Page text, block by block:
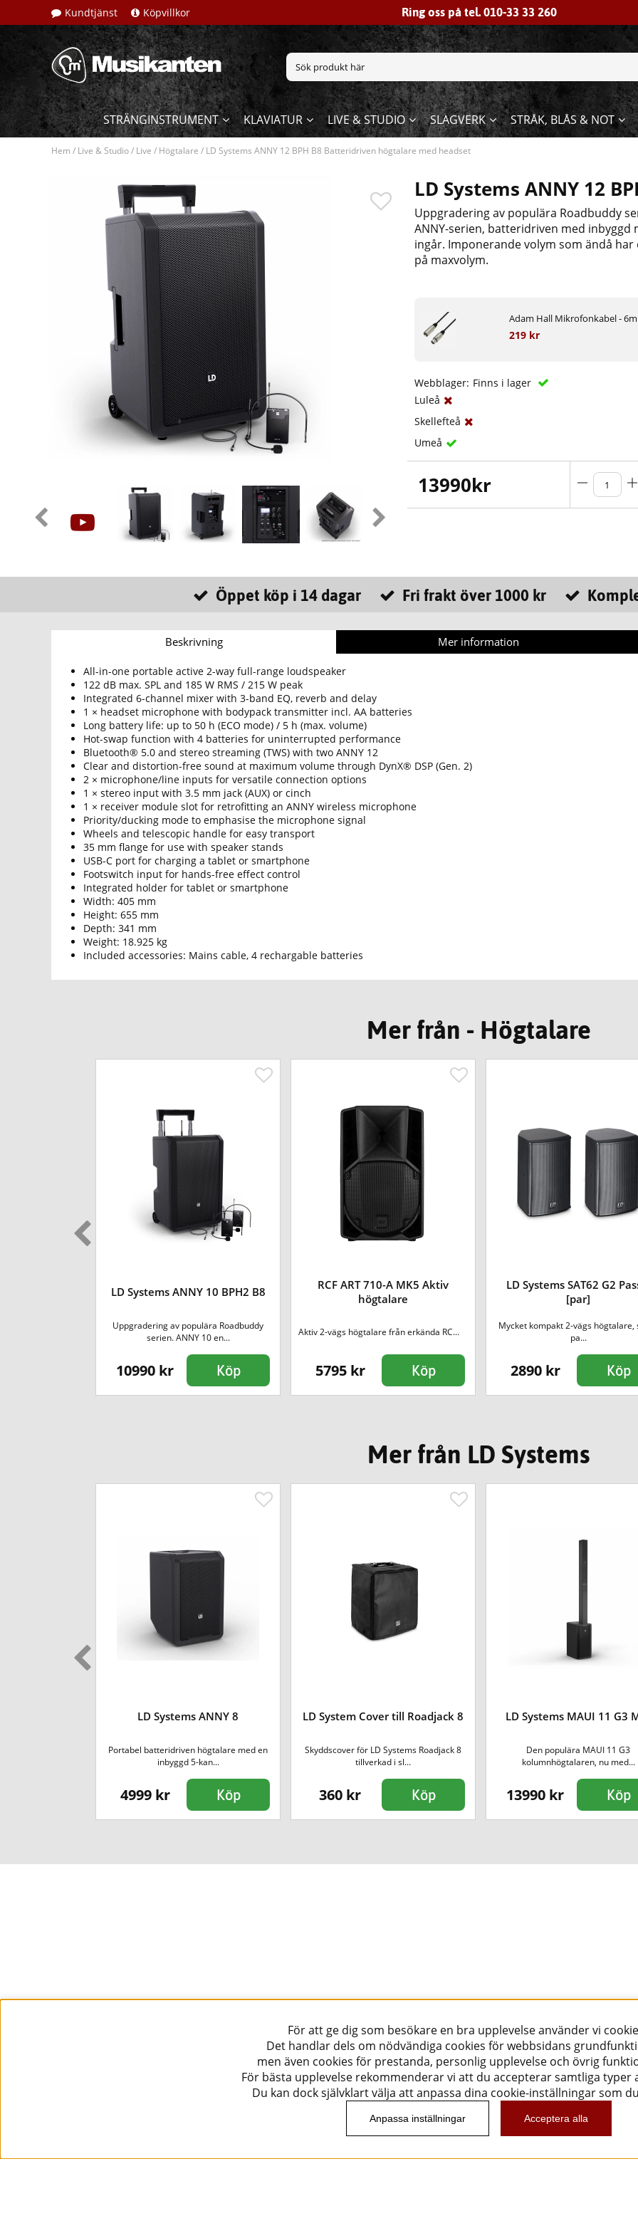
Kundtjänst Köpvillkor Ring oss på tel. 010-33 33 260
STRÄNGINSTRUMENT KLAVIATUR LIVE & STUDIO SLAGVERK STRÅK, BLÅS & NOT
Hem / Live & Studio/ Live / Högtalare / LD Systems ANNY 12 BPH B8 Batteridriven högtalare med headset
LD Systems ANNY 12
Uppgradering av populära Roadbuddy
ANNY-serien, batteridriven med
ingår. Imponerande volym som ändå
på maxvolym.
Adam Hall Mikrofonkabel - 6m
219 kr
Webblager: Finns i lager
Luleå
Skellefteå
Umeå
13990kr
Öppet köp i 14 dagar Fri frakt över 1000 kr
Beskrivning Mer information
All-in-one portable active 2-way full-range loudspeaker
122 dB max. SPL and 185 W RMS / 215 W peak
Integrated 6-channel mixer with 3-band EQ, reverb and delay
1 × headset microphone with bodypack transmitter incl. AA batteries
Long battery life: up to 50 h (ECO mode) / 5 h (max. volume)
Hot-swap function with 4 batteries for uninterrupted performance
Bluetooth® 5.0 and stereo streaming (TWS) with two ANNY 12
Clear and distortion-free sound at maximum volume through DynX® DSP (Gen. 2)
2 × microphone/line inputs for versatile connection options
1 × stereo input with 3.5 mm jack (AUX) or cinch
1 × receiver module slot for retrofitting an ANNY wireless microphone
Priority/ducking mode to emphasise the microphone signal
Wheels and telescopic handle for easy transport
35 mm flange for use with speaker stands
USB-C port for charging a tablet or smartphone
Footswitch input for hands-free effect control
Integrated holder for tablet or smartphone
Width: 405 mm
Height: 655 mm
Depth: 341 mm
Weight: 18.925 kg
Included accessories: Mains cable, 4 rechargable batteries
Mer från - Högtalare
LD Systems ANNY 10 BPH2 B8
Uppgradering av populära Roadbuddy
serien. ANNY 10 en...
10990 kr Köp
RCF ART 710-A MK5 Aktiv
högtalare
Aktiv 2-vägs högtalare från erkända RC...
5795 kr Köp
LD Systems SAT62 G2
[par]
Mycket kompakt 2-vägs högtalare,
pa...
2890 kr Köp
Mer från LD Systems
LD Systems ANNY 8
Portabel batteridriven högtalare med en
inbyggd 5-kan...
4999 kr Köp
LD System Cover till Roadjack 8
Skyddscover för LD Systems Roadjack 8
tillverkad i sl...
360 kr Köp
LD Systems MAUI 11 G3
Den populära MAUI 11 G3
kolumnhögtalaren, nu med...
13990 kr Köp
För att ge dig som besökare en bra upplevelse använder vi
Det handlar dels om nödvändiga cookies för webbsidans
men även cookies för prestanda, personlig upplevelse och övrig
För bästa upplevelse rekommenderar vi att du accepterar samtliga typer
Du kan dock självklart välja att anpassa dina cookie-inställningar som
Anpassa inställningar Acceptera alla